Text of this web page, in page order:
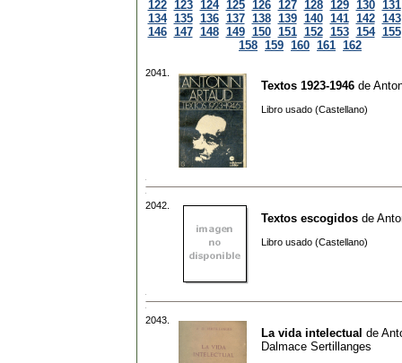
122 123 124 125 126 127 128 129 130 131
134 135 136 137 138 139 140 141 142 143
146 147 148 149 150 151 152 153 154 155
158 159 160 161 162
2041.
Textos 1923-1946 de
Libro usado (Castellano)
2042.
Textos escogidos de
Libro usado (Castellano)
2043.
La vida intelectual de
Dalmace Sertillanges